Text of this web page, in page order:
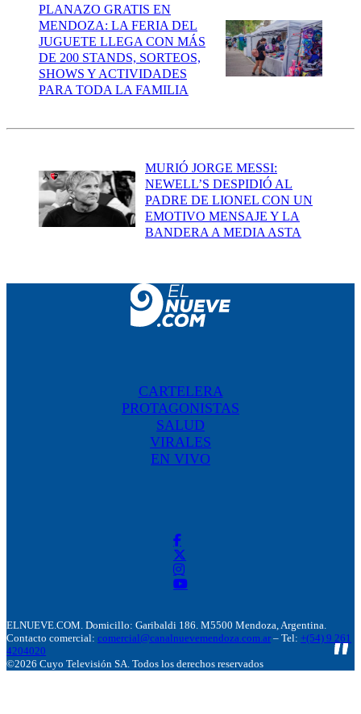
PLANAZO GRATIS EN
MENDOZA: LA FERIA DEL
JUGUETE LLEGA CON MÁS
DE 200 STANDS, SORTEOS,
SHOWS Y ACTIVIDADES
PARA TODA LA FAMILIA
MURIÓ JORGE MESSI:
NEWELL’S DESPIDIÓ AL
PADRE DE LIONEL CON UN
EMOTIVO MENSAJE Y LA
BANDERA A MEDIA ASTA
CARTELERA
PROTAGONISTAS
SALUD
VIRALES
EN VIVO
ELNUEVE.COM. Domicillo: Garibaldi 186. M5500 Mendoza, Argentina.
Contacto comercial: comercial@canalnuevemendoza.com.ar – Tel: +(54) 9 261
4204020
©2026 Cuyo Televisión SA. Todos los derechos reservados